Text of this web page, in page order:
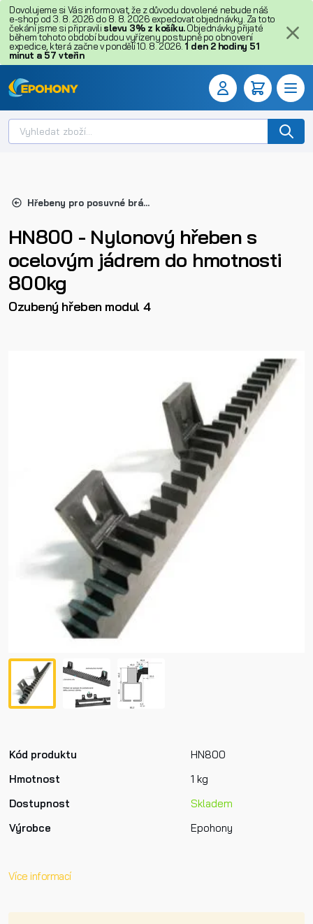
Dovolujeme si Vás informovat, že z důvodu dovolené nebude náš
e-shop od 3. 8. 2026 do 8. 8. 2026 expedovat objednávky. Za toto
čekání jsme si připravili slevu 3% z košíku.Objednávky přijaté
během tohoto období budou vyřízeny postupně po obnovení
expedice, která začne v pondělí 10. 8. 2026. 1 den 2 hodiny 51
minut a 57 vteřin
Hřebeny pro posuvné brány
HN800 - Nylonový hřeben s
ocelovým jádrem do hmotnosti
800kg
Ozubený hřeben modul 4
Kód produktu
HN800
Hmotnost
1 kg
Dostupnost
Skladem
Výrobce
Epohony
Více informací